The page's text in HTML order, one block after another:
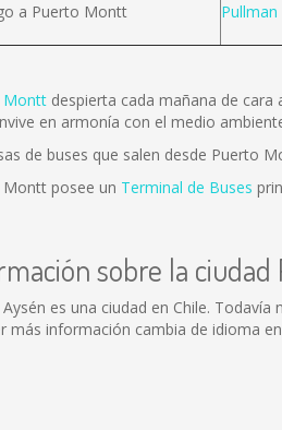
a Puerto Montt Pullman
Montt despierta cada mañana de cara
en armonía con el medio
de buses que salen desde Puerto
posee un Terminal de Buses
sobre la ciudad
es una ciudad en Chile.
más información cambia de idioma